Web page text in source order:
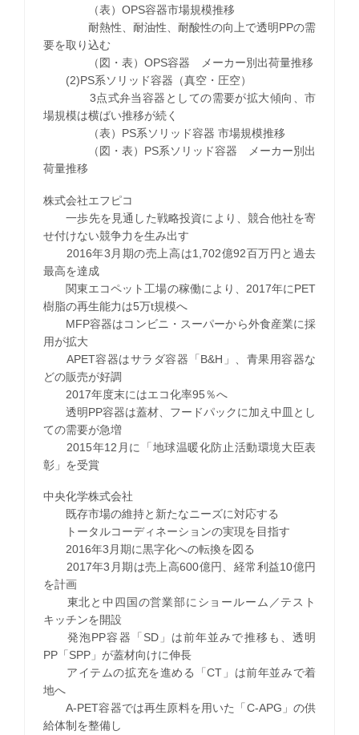
（表）OPS容器市場規模推移
耐熱性、耐油性、耐酸性の向上で透明PPの需
要を取り込む
（図・表）OPS容器 メーカー別出荷量推移
(2)PS系ソリッド容器（真空・圧空）
3点式弁当容器としての需要が拡大傾向、市
場規模は横ばい推移が続く
（表）PS系ソリッド容器 市場規模推移
（図・表）PS系ソリッド容器 メーカー別出
荷量推移
株式会社エフピコ
一歩先を見通した戦略投資により、競合他社を寄
せ付けない競争力を生み出す
2016年3月期の売上高は1,702億92百万円と過去
最高を達成
関東エコペット工場の稼働により、2017年にPET
樹脂の再生能力は5万t規模へ
MFP容器はコンビニ・スーパーから外食産業に採
用が拡大
APET容器はサラダ容器「B&H」、青果用容器な
どの販売が好調
2017年度末にはエコ化率95％へ
透明PP容器は蓋材、フードパックに加え中皿とし
ての需要が急増
2015年12月に「地球温暖化防止活動環境大臣表
彰」を受賞
中央化学株式会社
既存市場の維持と新たなニーズに対応する
トータルコーディネーションの実現を目指す
2016年3月期に黒字化への転換を図る
2017年3月期は売上高600億円、経常利益10億円
を計画
東北と中四国の営業部にショールーム／テスト
キッチンを開設
発泡PP容器「SD」は前年並みで推移も、透明
PP「SPP」が蓋材向けに伸長
アイテムの拡充を進める「CT」は前年並みで着
地へ
A-PET容器では再生原料を用いた「C-APG」の供
給体制を整備し